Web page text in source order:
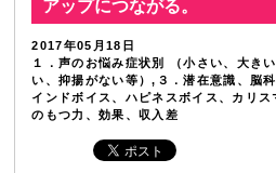
アップにつながる。
2017年05月18日
１．声のお悩み症状別 （小さい、大き
い、抑揚がない等）,３．潜在意識、脳
インドボイス、ハピネスボイス、カリ
のもつ力、効果、収入差